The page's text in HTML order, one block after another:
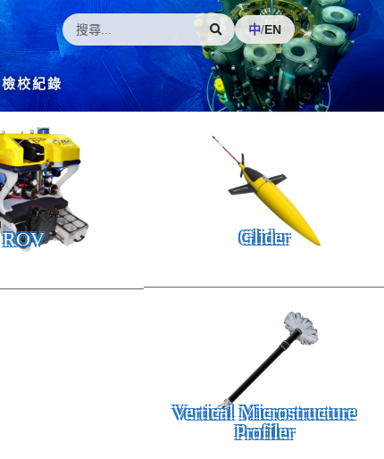
中/EN
檢校紀錄
ROV Glider
Vertical Microstructure
Profiler